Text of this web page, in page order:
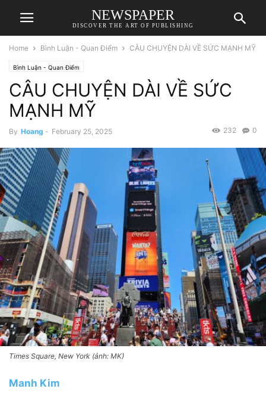
NEWSPAPER
DISCOVER THE ART OF PUBLISHING
Home Bình Luận - Quan Điểm CÂU CHUYỆN DÀI VỀ SỨC MẠNH MỸ
Bình Luận - Quan Điểm
CÂU CHUYỆN DÀI VỀ SỨC
MẠNH MỸ
By Hoang - February 25, 2025 0
232
Times Square, New York (ảnh: MK)
Manh Kim